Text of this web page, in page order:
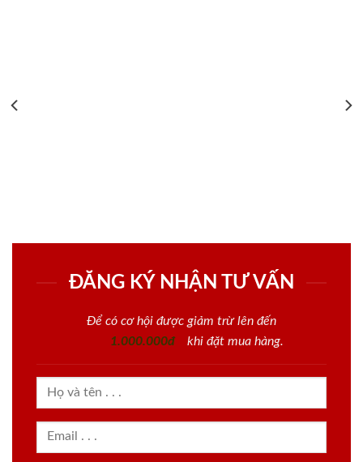
ĐĂNG KÝ NHẬN TƯ VẤN
Để có cơ hội được giảm trừ lên đến
1.000.000đ
khi đặt mua hàng.